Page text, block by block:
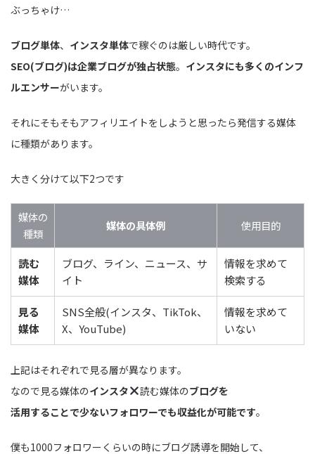
ぶっちゃけ…
ブログ単体、 インスタ単体で稼ぐのは厳しい時代です。
SEO(ブログ)は企業ブログが独占状態。 インスタにも多くのインフ
ルエンサーがいます。
それにそもそもアフィリエイトをしようと思ったら発信する媒体
に種類があります。
大きく分けて以下2つです
媒体の
種類
媒体の具体例 使用目的
読む
媒体
ブログ、ライン、ニュース、サ
イト
情報を求めて
検索する
見る
媒体
SNS全般(インスタ、TikTok、
X、YouTube)
情報を求めて
いない
上記はそれぞれで見る層が異なります。
なので見る媒体のインスタ 読む媒体のブログを
活用することで少ないフォロワーでも収益化が可能です。
僕も1000フォロワーくらいの時にブログ誘導を開始して、